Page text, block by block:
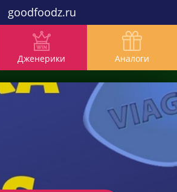
goodfoodz.ru
Дженерики Аналоги